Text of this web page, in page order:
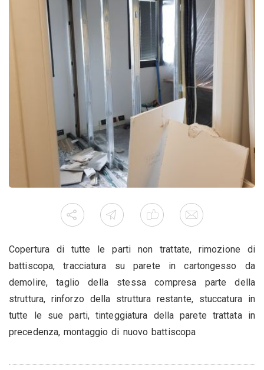
Copertura di tutte le parti non trattate, rimozione di
battiscopa, tracciatura su parete in cartongesso da
demolire, taglio della stessa compresa parte della
struttura, rinforzo della struttura restante, stuccatura in
tutte le sue parti, tinteggiatura della parete trattata in
precedenza, montaggio di nuovo battiscopa